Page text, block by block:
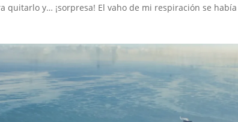
y… ¡sorpresa! El vaho de mi respiración se